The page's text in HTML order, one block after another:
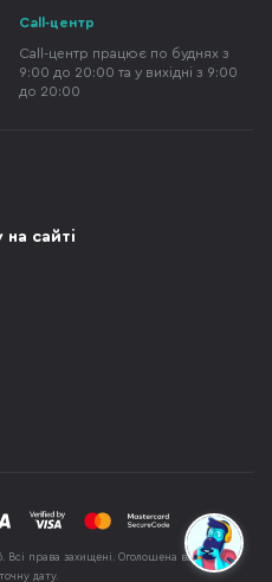
Call-центр
Call-центр працює по буднях з
9:00 до 20:00 та у вихідні з 9:00
до 20:00
сайті
права захищені. Оголошена вартість
дату.